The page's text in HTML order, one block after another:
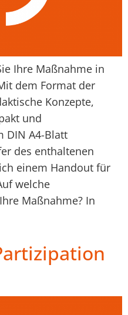
Ihre Maßnahme in
dem Format der
Konzepte,
und
DIN A4-Blatt
des enthaltenen
einem Handout für
welche
Maßnahme? In